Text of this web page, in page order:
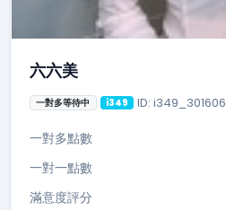
六六美
一對多等待中 i349 ID: i349_301606
一對多點數
一對一點數
滿意度評分